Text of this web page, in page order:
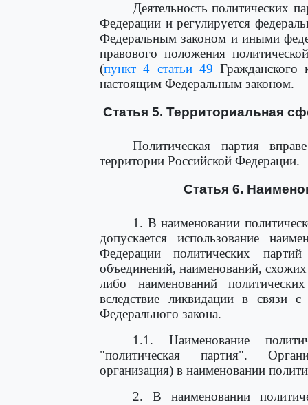
Деятельность политических
Федерации и регулируется
Федеральным законом и иными
правового положения
(пункт 4 статьи 49 Гражданского
настоящим Федеральным законом.
Статья 5. Территориальная
Политическая партия
территории Российской Федерации.
Статья 6.
1. В наименовании
допускается использование
Федерации политических
объединений, наименований,
либо наименований
вследствие ликвидации в
Федерального закона.
1.1. Наименование
"политическая партия".
организация) в наименовании
2. В наименовании